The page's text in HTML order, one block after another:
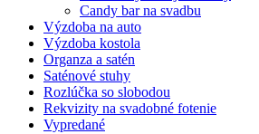
Candy bar na svadbu
Výzdoba na auto
Výzdoba kostola
Organza a satén
Saténové stuhy
Rozlúčka so slobodou
Rekvizity na svadobné fotenie
Vypredané